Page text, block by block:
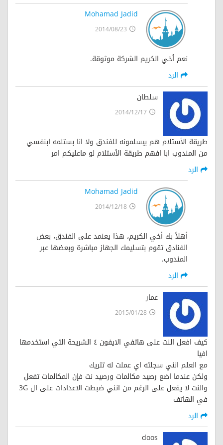
Mohamad Jadid
2014/08/23
نعم أخي الكريم الشركة موثوقة.
الرد
سلطان
2014/12/17
طريقة الأستلام هم بيسلمونه للفندق ولا انا بستلمه ابنفسي
من المندوب ابا افهم طريقة الأستلام لو ماعليكم امر
الرد
Mohamad Jadid
2014/12/18
أهلاً بك أخي الكريم، هذا يعنمد على الفندق، بعض
الفنادق تقوم بتسليمك الجهاز مباشرة وبعضها عبر
المندوب.
الرد
عمار
2015/01/28
كيف افعل النت على هاتفي الايفون ٤ الشريحة التي استخدمها
افيا
مع العلم انني سجلته اي عملت له تتريك
ولكن عندما اضع رصيد مكالمات ورصيد نت فإن المكالمات تفعل
والنت لا يفعل على الرغم من انني ضبطت الاعدادات على ال 3G
في الهاتف
الرد
doos